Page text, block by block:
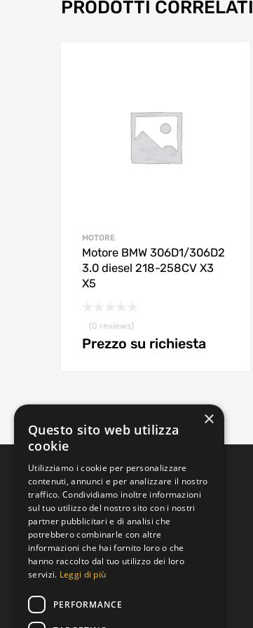
PRODOTTI CORRELATI
MOTORE
Motore BMW 306D1/306D2
3.0 diesel 218-258CV X3
X5
(0 reviews)
Prezzo su richiesta
Padova, Veneto, Italia
Via Brenta
×
Questo sito web utilizza
cookie
Utilizziamo i cookie per personalizzare
contenuti, annunci e per analizzare il nostro
traffico. Condividiamo inoltre informazioni
sul tuo utilizzo del nostro sito con i nostri
partner pubblicitari e di analisi che
potrebbero combinarle con altre
informazioni che hai fornito loro o che
hanno raccolto dal tuo utilizzo dei loro
servizi. Leggi di più
PERFORMANCE